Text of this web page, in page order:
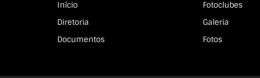
Início
Diretoria
Documentos
Fotoclubes
Galeria
Fotos